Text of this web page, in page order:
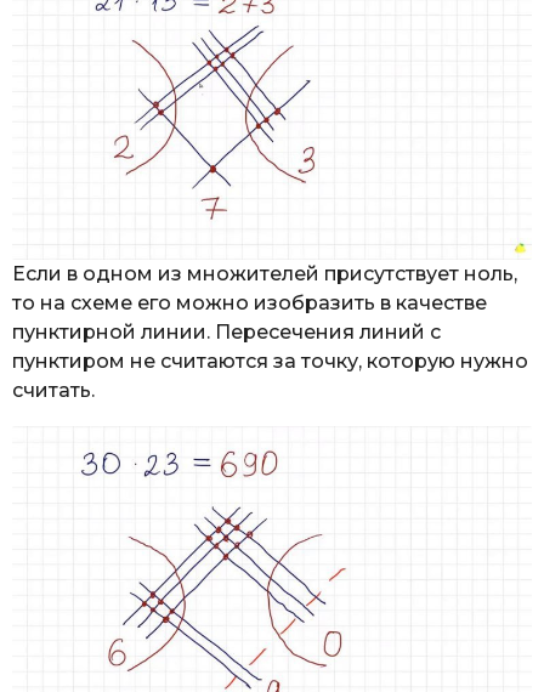
Если в одном из множителей присутствует ноль,
то на схеме его можно изобразить в качестве
пунктирной линии. Пересечения линий с
пунктиром не считаются за точку, которую нужно
считать.